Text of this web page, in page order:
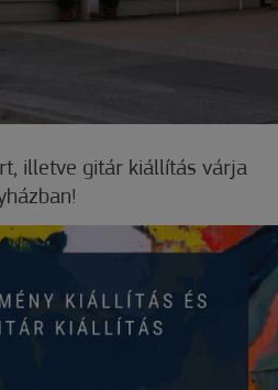
illetve gitár kiállítás várja